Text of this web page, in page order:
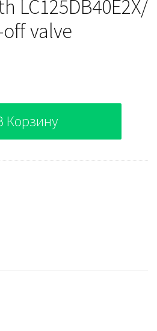
LC125DB40E2X/
valve
Корзину